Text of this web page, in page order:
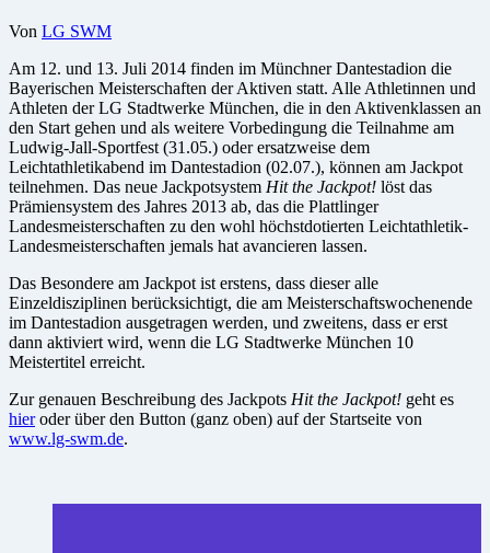
Von LG SWM
Am 12. und 13. Juli 2014 finden im Münchner Dantestadion die
Bayerischen Meisterschaften der Aktiven statt. Alle Athletinnen und
Athleten der LG Stadtwerke München, die in den Aktivenklassen an
den Start gehen und als weitere Vorbedingung die Teilnahme am
Ludwig-Jall-Sportfest (31.05.) oder ersatzweise dem
Leichtathletikabend im Dantestadion (02.07.), können am Jackpot
teilnehmen. Das neue Jackpotsystem Hit the Jackpot! löst das
Prämiensystem des Jahres 2013 ab, das die Plattlinger
Landesmeisterschaften zu den wohl höchstdotierten Leichtathletik-
Landesmeisterschaften jemals hat avancieren lassen.
Das Besondere am Jackpot ist erstens, dass dieser alle
Einzeldisziplinen berücksichtigt, die am Meisterschaftswochenende
im Dantestadion ausgetragen werden, und zweitens, dass er erst
dann aktiviert wird, wenn die LG Stadtwerke München 10
Meistertitel erreicht.
Zur genauen Beschreibung des Jackpots Hit the Jackpot! geht es
hieroder über den Button (ganz oben) auf der Startseite von
www.lg-swm.de.